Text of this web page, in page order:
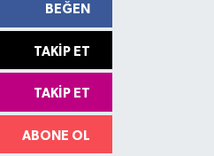
BEĞEN
TAKIP ET
TAKIP ET
ABONE OL